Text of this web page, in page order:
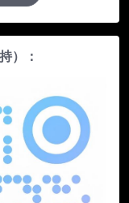
）：